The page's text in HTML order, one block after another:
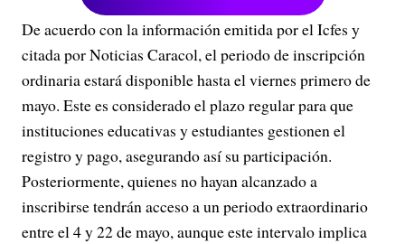
De acuerdo con la información emitida por el Icfes y
citada por Noticias Caracol, el periodo de inscripción
ordinaria estará disponible hasta el viernes primero de
mayo. Este es considerado el plazo regular para que
instituciones educativas y estudiantes gestionen el
registro y pago, asegurando así su participación.
Posteriormente, quienes no hayan alcanzado a
inscribirse tendrán acceso a un periodo extraordinario
entre el 4 y 22 de mayo, aunque este intervalo implica